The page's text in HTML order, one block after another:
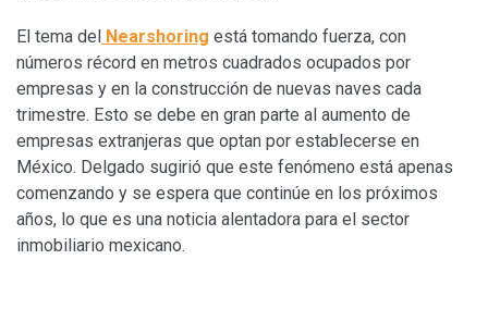
El tema del Nearshoring está tomando fuerza, con
números récord en metros cuadrados ocupados por
empresas y en la construcción de nuevas naves cada
trimestre. Esto se debe en gran parte al aumento de
empresas extranjeras que optan por establecerse en
México. Delgado sugirió que este fenómeno está apenas
comenzando y se espera que continúe en los próximos
años, lo que es una noticia alentadora para el sector
inmobiliario mexicano.